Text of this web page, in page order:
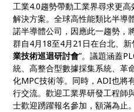
工業4.0趨勢帶動工業界尋求更
解決方案。全球高性能類比半導
諾半導體公司，因應此一趨勢，
群自4月 18至4月 21 日在台北、
業技術巡迴研討會”。議題涵蓋
統、高整合型數據採集系統、革
化MPC技術等。同時，ADI也將
行交流。歡迎工業界研發工程師
士歡迎踴躍報名參加，額滿為止。